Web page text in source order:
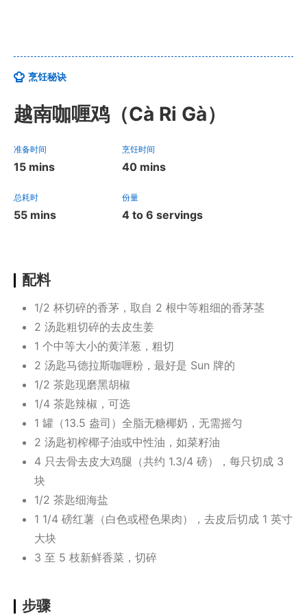
烹饪秘诀
越南咖喱鸡（Cà Ri Gà）
准备时间
15 mins
烹饪时间
40 mins
总耗时
55 mins
份量
4 to 6 servings
配料
1/2 杯切碎的香茅，取自 2 根中等粗细的香茅茎
2 汤匙粗切碎的去皮生姜
1 个中等大小的黄洋葱，粗切
2 汤匙马德拉斯咖喱粉，最好是 Sun 牌的
1/2 茶匙现磨黑胡椒
1/4 茶匙辣椒，可选
1 罐（13.5 盎司）全脂无糖椰奶，无需摇匀
2 汤匙初榨椰子油或中性油，如菜籽油
4 只去骨去皮大鸡腿（共约 1.3/4 磅），每只切成 3
块
1/2 茶匙细海盐
1 1/4 磅红薯（白色或橙色果肉），去皮后切成 1 英寸
大块
3 至 5 枝新鲜香菜，切碎
步骤